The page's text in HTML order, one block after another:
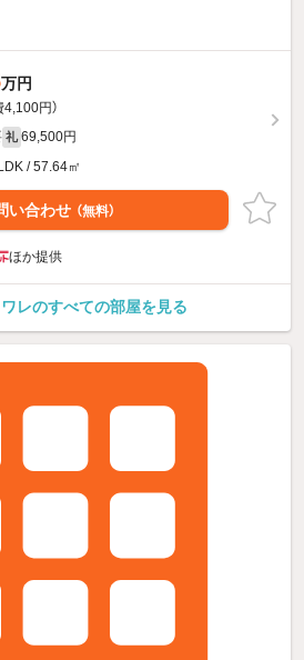
万円
4,100円）
礼 69,500円
/ 57.64㎡
い合わせ （無料）
ほか提供
レのすべての部屋を見る